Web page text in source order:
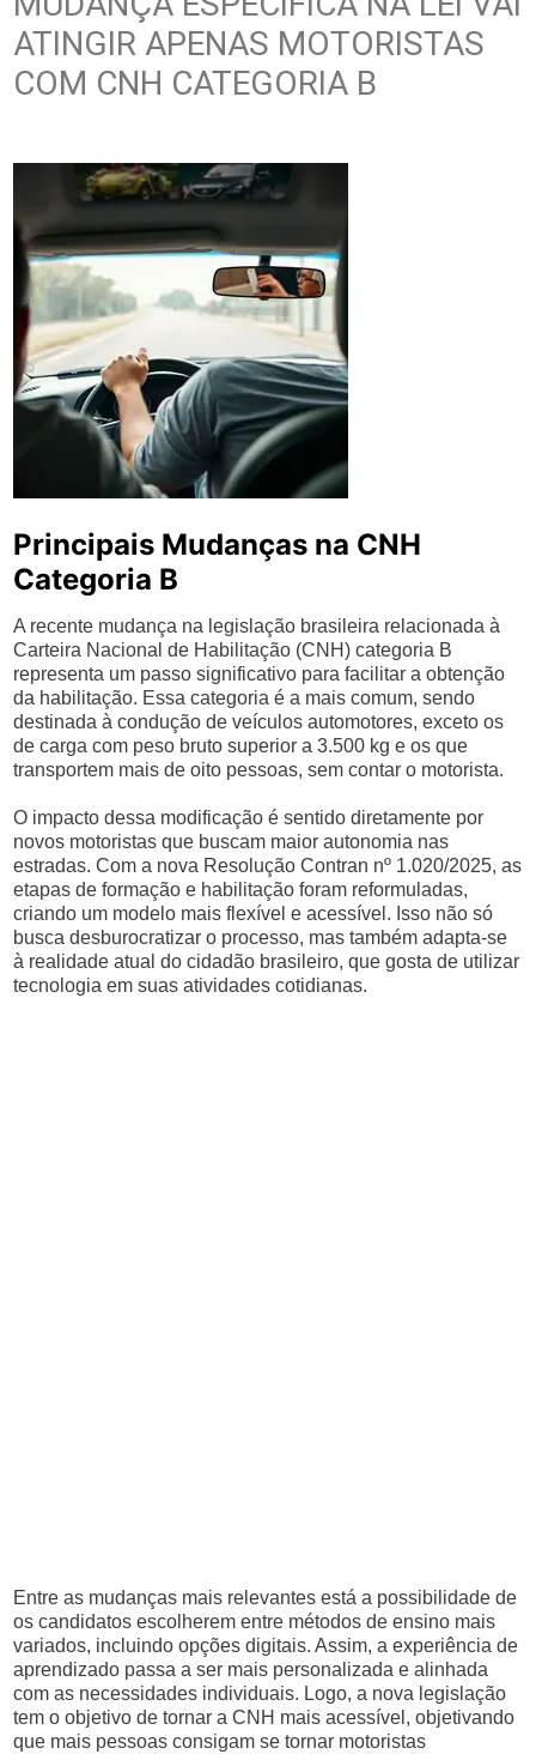
ATINGIR APENAS MOTORISTAS
COM CNH CATEGORIA B
Principais Mudanças na CNH
Categoria B
A recente mudança na legislação brasileira relacionada à
Carteira Nacional de Habilitação (CNH) categoria B
representa um passo significativo para facilitar a obtenção
da habilitação. Essa categoria é a mais comum, sendo
destinada à condução de veículos automotores, exceto os
de carga com peso bruto superior a 3.500 kg e os que
transportem mais de oito pessoas, sem contar o motorista.
O impacto dessa modificação é sentido diretamente por
novos motoristas que buscam maior autonomia nas
estradas. Com a nova Resolução Contran nº 1.020/2025, as
etapas de formação e habilitação foram reformuladas,
criando um modelo mais flexível e acessível. Isso não só
busca desburocratizar o processo, mas também adapta-se
à realidade atual do cidadão brasileiro, que gosta de utilizar
tecnologia em suas atividades cotidianas.
Entre as mudanças mais relevantes está a possibilidade de
os candidatos escolherem entre métodos de ensino mais
variados, incluindo opções digitais. Assim, a experiência de
aprendizado passa a ser mais personalizada e alinhada
com as necessidades individuais. Logo, a nova legislação
tem o objetivo de tornar a CNH mais acessível, objetivando
que mais pessoas consigam se tornar motoristas